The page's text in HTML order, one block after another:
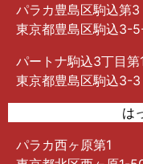
パラカ豊島区駒込第3
東京都豊島区駒込3-
パートナ駒込3丁目第
東京都豊島区駒込3-3
は
パラカ西ヶ原第1